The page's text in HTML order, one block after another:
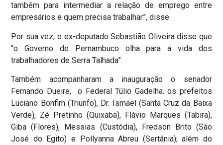
também para intermediar a relação de emprego entre
empresários e quem precisa trabalhar”, disse.
Por sua vez, o ex-deputado Sebastião Oliveira disse que
“o Governo de Pernambuco olha para a vida dos
trabalhadores de Serra Talhada”.
Também acompanharam a inauguração o senador
Fernando Dueire, o Federal Túlio Gadelha. os prefeitos
Luciano Bonfim (Triunfo), Dr. Ismael (Santa Cruz da Baixa
Verde), Zé Pretinho (Quixaba), Flávio Marques (Tabira),
Giba (Flores), Messias (Custódia), Fredson Brito (São
José do Egito) e Pollyanna Abreu (Sertânia); além do